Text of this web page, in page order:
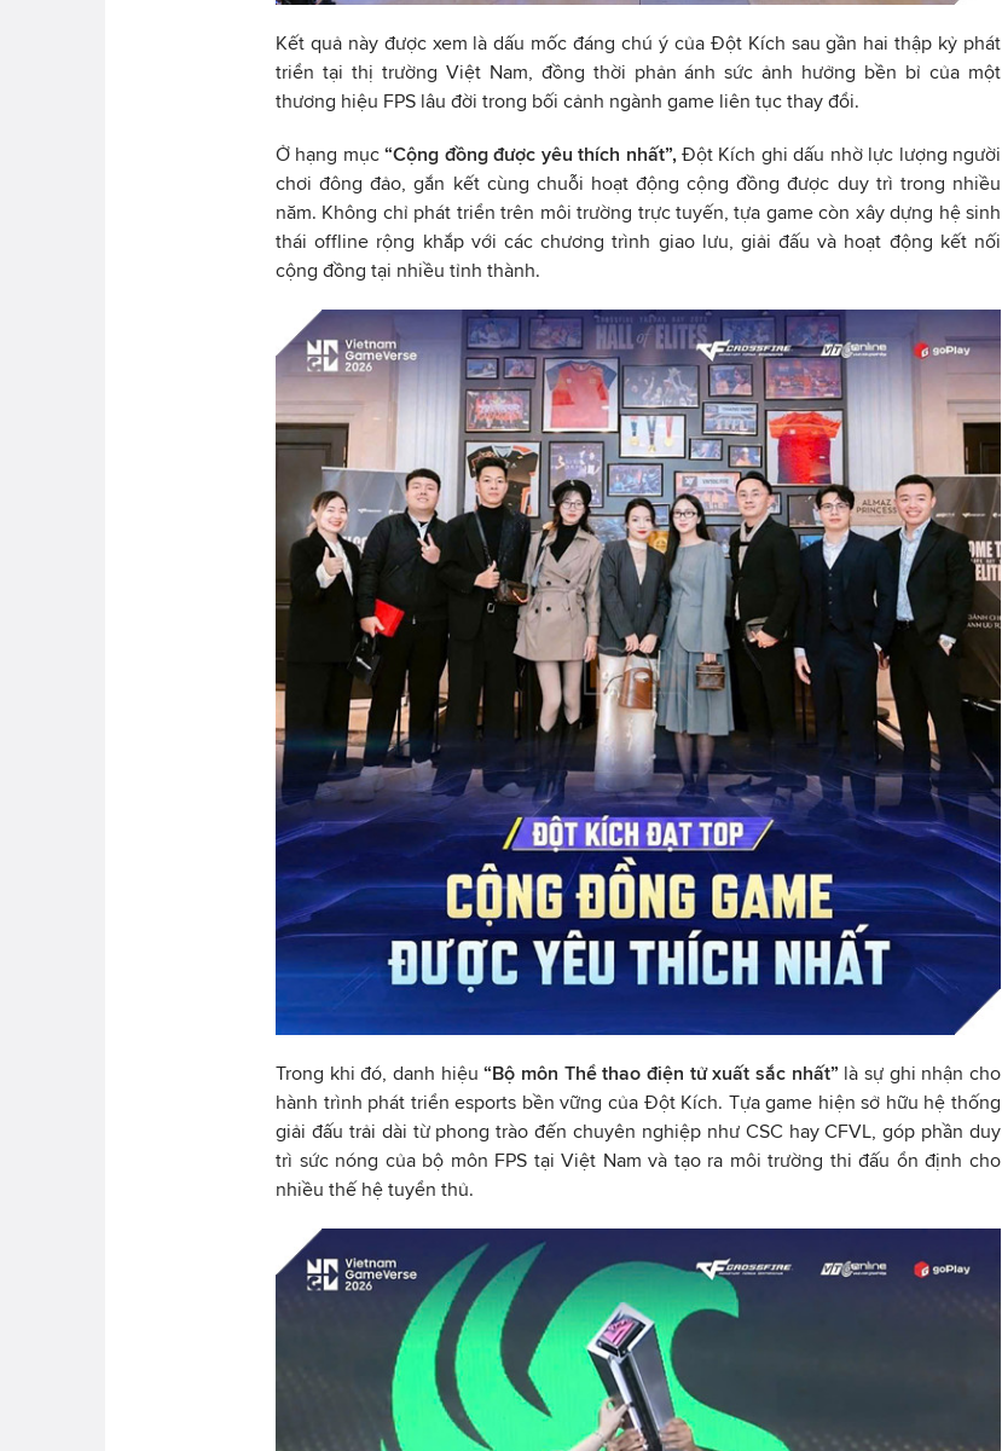
Kết quả này được xem là dấu mốc đáng chú ý của Đột Kích sau gần hai thập kỷ phát
triển tại thị trường Việt Nam, đồng thời phản ánh sức ảnh hưởng bền bỉ của một
thương hiệu FPS lâu đời trong bối cảnh ngành game liên tục thay đổi.
Ở hạng mục“Cộng đồng được yêu thích nhất”, Đột Kích ghi dấu nhờ lực lượng người
chơi đông đảo, gắn kết cùng chuỗi hoạt động cộng đồng được duy trì trong nhiều
năm. Không chỉ phát triển trên môi trường trực tuyến, tựa game còn xây dựng hệ sinh
thái offline rộng khắp với các chương trình giao lưu, giải đấu và hoạt động kết nối
cộng đồng tại nhiều tỉnh thành.
Trong khi đó, danh hiệu“Bộ môn Thể thao điện tử xuất sắc nhất” là sự ghi nhận cho
hành trình phát triển esports bền vững của Đột Kích. Tựa game hiện sở hữu hệ thống
giải đấu trải dài từ phong trào đến chuyên nghiệp như CSC hay CFVL, góp phần duy
trì sức nóng của bộ môn FPS tại Việt Nam và tạo ra môi trường thi đấu ổn định cho
nhiều thế hệ tuyển thủ.